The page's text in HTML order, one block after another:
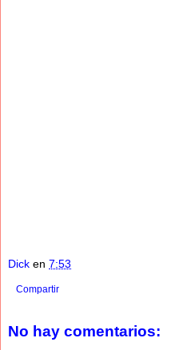
Dick en 7:53
Compartir
No hay comentarios: